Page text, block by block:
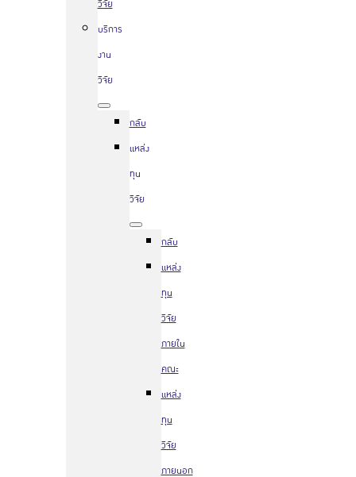
วิจัย
บริการ
งาน
วิจัย
กลับ
แหล่ง
ทุน
วิจัย
กลับ
แหล่ง
ทุน
วิจัย
ภายใน
คณะ
แหล่ง
ทุน
วิจัย
ภายนอก